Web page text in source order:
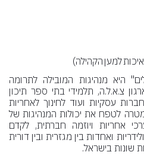
למען הקהילה)
היא מנהיגות המובילה לתרומה
צ.א.ל.ה, תלמידי בתי ספר תיכון
עסקיות ועוד לחינוך לאחריות
לטפח את יכולות המנהיגות של
אחריות ויוזמה חברתית, לקדם
ואחדות בין מגזרית ובין דורית
שונות בישראל.